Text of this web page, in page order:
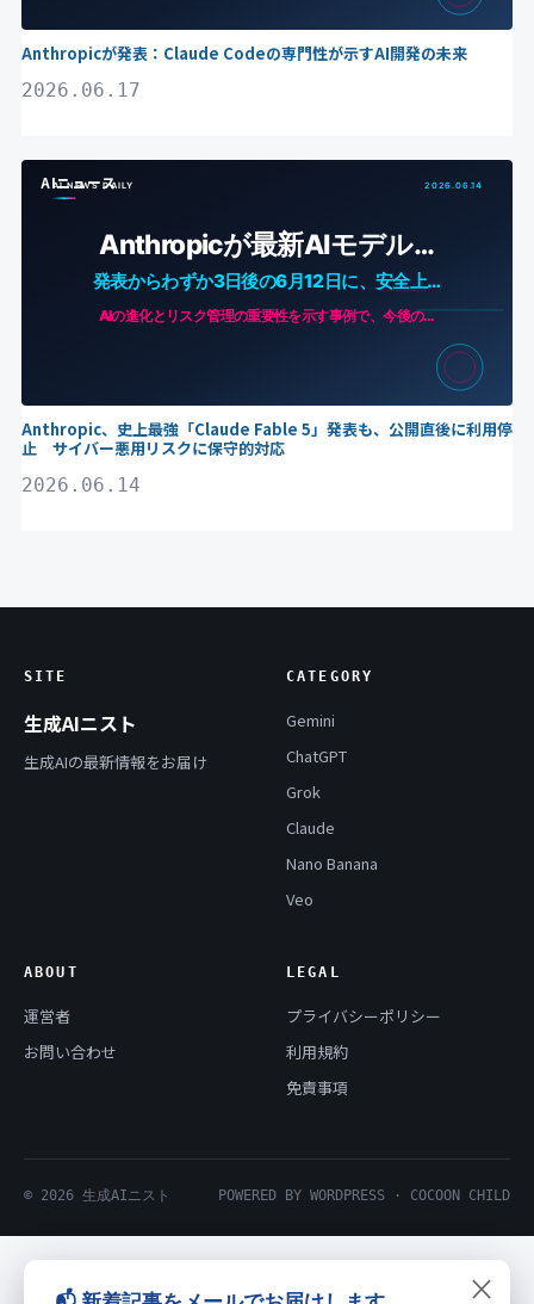
Anthropicが発表：Claude Codeの専門性が示すAI開発の未来
2026.06.17
AIニュース
Anthropic、史上最強「Claude Fable 5」発表も、公開直後に利用停
止 サイバー悪用リスクに保守的対応
2026.06.14
SITE
生成AIニスト
生成AIの最新情報をお届け
CATEGORY
Gemini
ChatGPT
Grok
Claude
Nano Banana
Veo
ABOUT
運営者
お問い合わせ
LEGAL
プライバシーポリシー
利用規約
免責事項
© 2026 生成AIニスト POWERED BY WORDPRESS · COCOON CHILD
×